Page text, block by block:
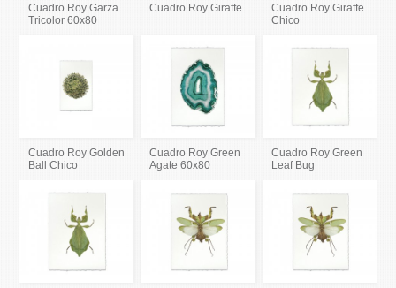
Cuadro Roy Garza
Tricolor 60x80
Cuadro Roy Giraffe
Cuadro Roy Giraffe
Chico
Cuadro Roy Golden
Ball Chico
Cuadro Roy Green
Agate 60x80
Cuadro Roy Green
Leaf Bug